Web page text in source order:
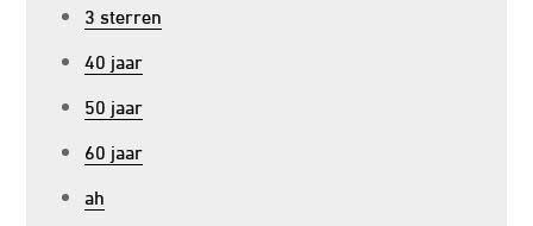
3 sterren
40 jaar
50 jaar
60 jaar
ah